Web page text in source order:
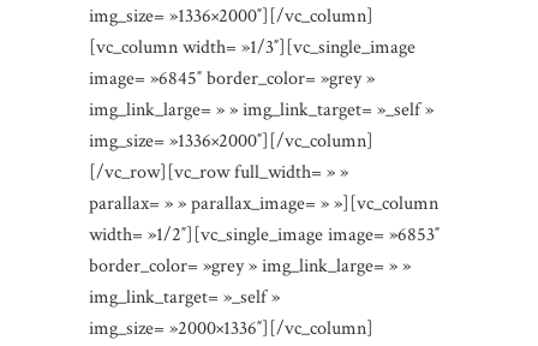
img_size= »1336×2000″][/vc_column]
[vc_column width= »1/3″][vc_single_image
image= »6845″ border_color= »grey »
img_link_large= » » img_link_target= »_self »
img_size= »1336×2000″][/vc_column]
[/vc_row][vc_row full_width= » »
parallax= » » parallax_image= » »][vc_column
width= »1/2″][vc_single_image image= »6853″
border_color= »grey » img_link_large= » »
img_link_target= »_self »
img_size= »2000×1336″][/vc_column]